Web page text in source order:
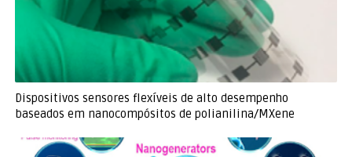
Dispositivos sensores flexíveis de alto desempenho
baseados em nanocompósitos de polianilina/MXene